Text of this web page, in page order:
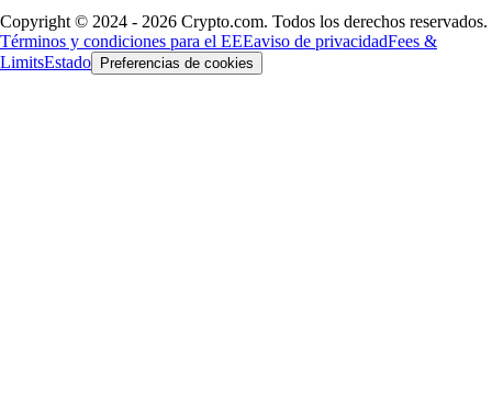
Copyright © 2024 - 2026 Crypto.com. Todos los derechos reservados.
Términos y condiciones para el EEEaviso de privacidadFees &
LimitsEstado Preferencias de cookies